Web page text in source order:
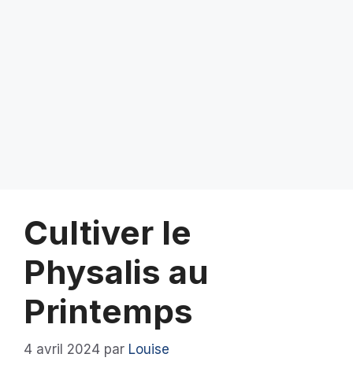
Cultiver le
Physalis au
Printemps
4 avril 2024 par Louise